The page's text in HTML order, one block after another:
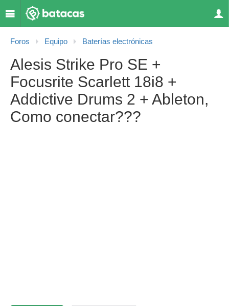
Foros Equipo Baterías electrónicas
Alesis Strike Pro SE +
Focusrite Scarlett 18i8 +
Addictive Drums 2 + Ableton,
Como conectar???